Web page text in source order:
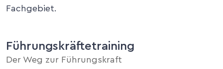
Fachgebiet.
Führungskräftetraining
Der Weg zur Führungskraft